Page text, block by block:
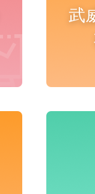
武